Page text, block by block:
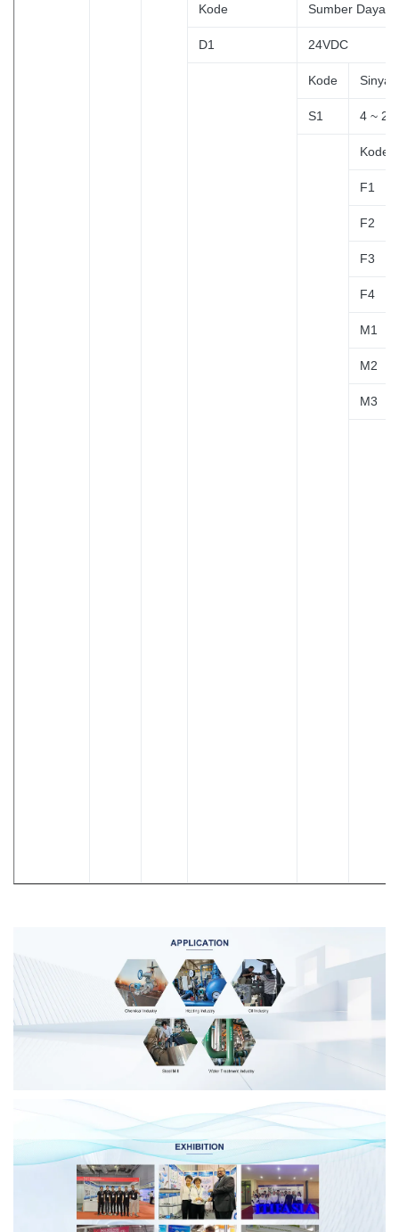
Kode Sumber Daya
D1 24VDC
Kode Sinyal
S1 4 ~
Kode
F1
F2
F3
F4
M1
M2
M3